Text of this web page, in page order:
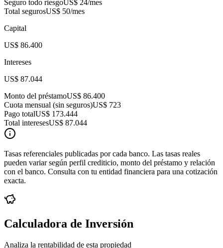
Seguro todo riesgoUS$ 24/mes
Total segurosUS$ 50/mes
Capital
US$ 86.400
Intereses
US$ 87.044
Monto del préstamoUS$ 86.400
Cuota mensual (sin seguros)US$ 723
Pago totalUS$ 173.444
Total interesesUS$ 87.044
Tasas referenciales publicadas por cada banco. Las tasas reales
pueden variar según perfil crediticio, monto del préstamo y relación
con el banco. Consulta con tu entidad financiera para una cotización
exacta.
Calculadora de Inversión
Analiza la rentabilidad de esta propiedad